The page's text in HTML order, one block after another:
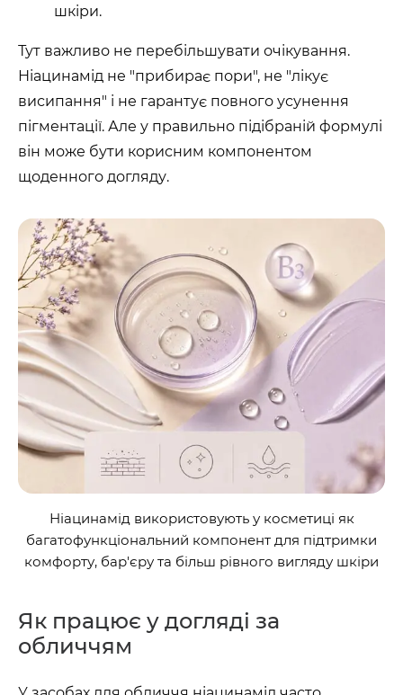
шкіри.
Тут важливо не перебільшувати очікування.
Ніацинамід не "прибирає пори", не "лікує
висипання" і не гарантує повного усунення
пігментації. Але у правильно підібраній формулі
він може бути корисним компонентом
щоденного догляду.
Ніацинамід використовують у косметиці як
багатофункціональний компонент для підтримки
комфорту, бар'єру та більш рівного вигляду шкіри
Як працює у догляді за
обличчям